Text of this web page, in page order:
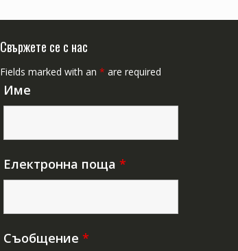
Свържете се с нас
Fields marked with an * are required
Име
Електронна поща *
Съобщение *